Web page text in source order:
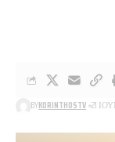
BYKORINTHOSTV 21